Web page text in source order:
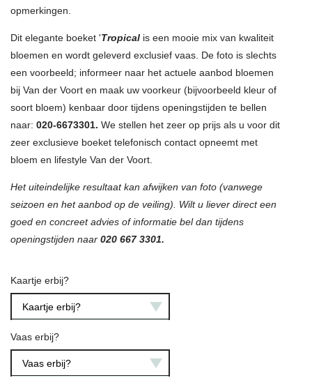
opmerkingen.
Dit elegante boeket 'Tropical is een mooie mix van kwaliteit
bloemen en wordt geleverd exclusief vaas. De foto is slechts
een voorbeeld; informeer naar het actuele aanbod bloemen
bij Van der Voort en maak uw voorkeur (bijvoorbeeld kleur of
soort bloem) kenbaar door tijdens openingstijden te bellen
naar: 020-6673301. We stellen het zeer op prijs als u voor dit
zeer exclusieve boeket telefonisch contact opneemt met
bloem en lifestyle Van der Voort.
Het uiteindelijke resultaat kan afwijken van foto (vanwege
seizoen en het aanbod op de veiling). Wilt u liever direct een
goed en concreet advies of informatie bel dan tijdens
openingstijden naar 020 667 3301.
Kaartje erbij?
Kaartje erbij?
Vaas erbij?
Vaas erbij?